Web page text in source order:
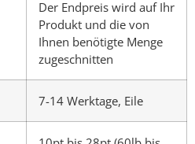
Der Endpreis wird auf Ihr
Produkt und die von
Ihnen benötigte Menge
zugeschnitten
7-14 Werktage, Eile